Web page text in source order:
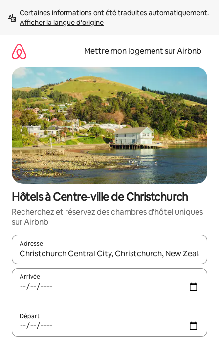
directement
Afficher la langue d'origine
Mettre mon logement sur Airbnb
Hôtels à Centre-ville de Christchurch
Recherchez et réservez des chambres d'hôtel uniques
sur Airbnb
Adresse
Lorsque les résultats s'affichent, utilisez les flèches vers le
Arrivée
Départ